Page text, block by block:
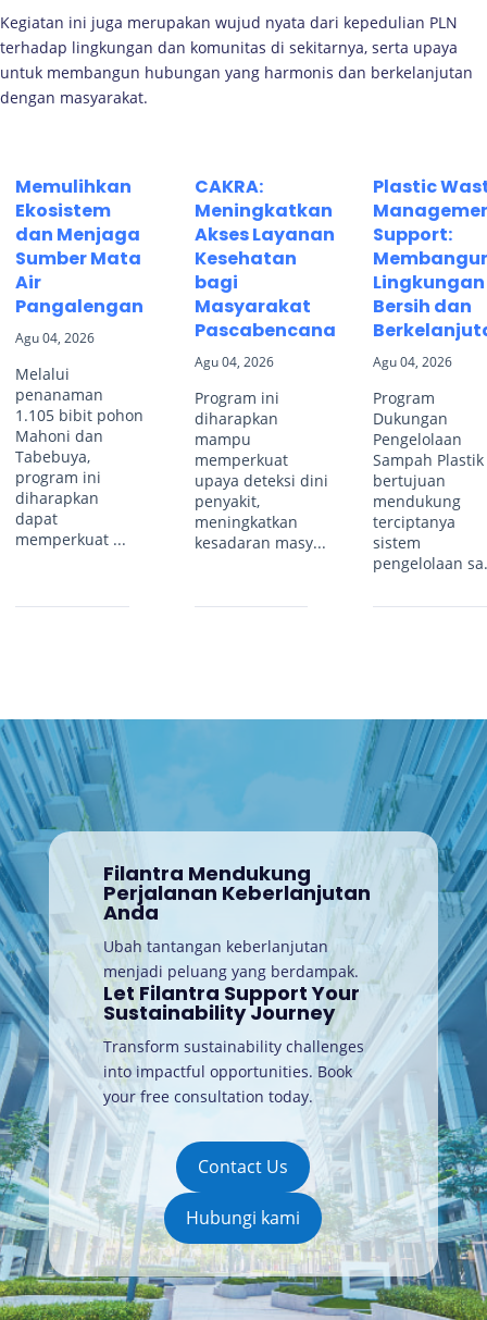
Kegiatan ini juga merupakan wujud nyata dari kepedulian PLN
terhadap lingkungan dan komunitas di sekitarnya, serta upaya
untuk membangun hubungan yang harmonis dan berkelanjutan
dengan masyarakat.
Memulihkan
Ekosistem
dan Menjaga
Sumber Mata
Air
Pangalengan
Agu 04, 2026
Melalui
penanaman
1.105 bibit pohon
Mahoni dan
Tabebuya,
program ini
diharapkan
dapat
memperkuat ...
CAKRA:
Meningkatkan
Akses Layanan
Kesehatan
bagi
Masyarakat
Pascabencana
Agu 04, 2026
Program ini
diharapkan
mampu
memperkuat
upaya deteksi dini
penyakit,
meningkatkan
kesadaran masy...
Plastic
Support:
Lingkungan
Bersih dan
Agu 04, 2026
Program
Dukungan
Pengelolaan
Sampah Plastik
bertujuan
mendukung
terciptanya
sistem
pengelolaan
Filantra Mendukung
Perjalanan Keberlanjutan
Anda
Ubah tantangan keberlanjutan
menjadi peluang yang berdampak.
Let Filantra Support Your
Sustainability Journey
Transform sustainability challenges
into impactful opportunities. Book
your free consultation today.
Contact Us
Hubungi kami